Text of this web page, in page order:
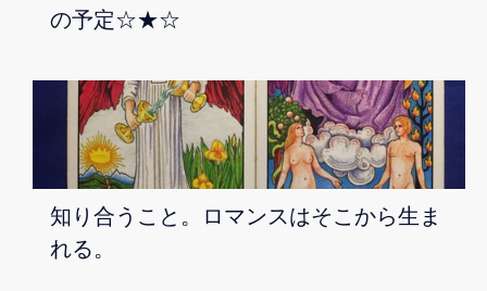
の予定☆★☆
知り合うこと。ロマンスはそこから生ま
れる。